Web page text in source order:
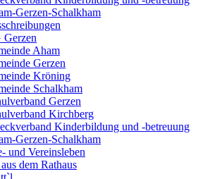
Gerzen-Schalkham
Gerzen
Aham
Gerzen
Kröning
Schalkham
Gerzen
Kirchberg
Kinderbildung und -betreuung
Gerzen-Schalkham
und Vereinsleben
dem Rathaus